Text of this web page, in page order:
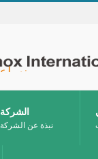
Hannox International Corp. - نساعد مستوردي/تجار الجملة/الموزعين للأجهزة الطبية والعلامات التجارية في مجال الرعاية الصحية على إطلاق حلول غير دوائية للعناية بالجروح والأغشية المخاطية، تشمل علاج قرح الفم، والرعاية الداعمة لمرضى السرطان، وحماية الجلد، والعناية بالغشاء المخاطي للأنف، وحماية الجروح في المنزل. كما نوفر مجموعة واسعة من الأجهزة الطبية في مجالات الوقاية من داء السكري وإدارته، وحلول الوقاية من الأمراض المنقولة بالبعوض، وغيرها من تطبيقات الرعاية الصحية المنزلية.
الشركة
نبذة عن الشركة